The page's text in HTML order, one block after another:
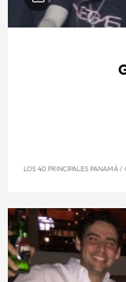
LOS 40 PRINCIPALES PANAMÁ/